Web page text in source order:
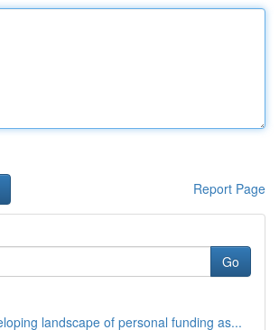
Report Page
Go
landscape of personal funding as...